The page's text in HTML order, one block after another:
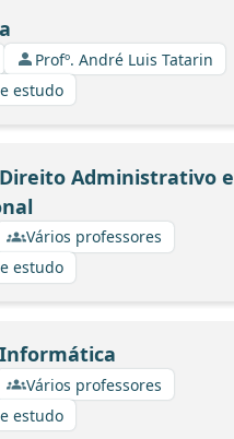
Profº. André Luis Tatarin
estudo
Administrativo e
Vários professores
estudo
Vários professores
estudo